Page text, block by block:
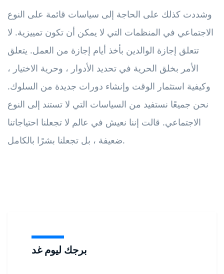
برجك ليوم غد
وشددت كذلك على الحاجة إلى سياسات قائمة على النوع
الاجتماعي في المنظمات التي لا يمكن أن تكون تمييزية. لا
تتعلق إجازة الوالدين بأخذ أيام إجازة من العمل. يتعلق
الأمر بخلق الحرية في تحديد الأدوار ، وحرية الاختيار ،
وكيفية استثمار الوقت وإنشاء دورات جديدة من السلوك.
نحن جميعًا نستفيد من السياسات التي لا تستند إلى النوع
الاجتماعي. قالت إننا نعيش في عالم لا تجعلنا احتياجاتنا
ضعيفة ، بل تجعلنا بشرًا بالكامل.